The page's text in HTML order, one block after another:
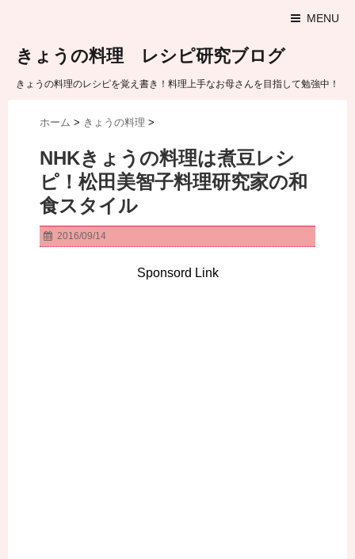
MENU
きょうの料理 レシピ研究ブログ
きょうの料理のレシピを覚え書き！料理上手なお母さんを目指して勉強中！
ホーム > きょうの料理 >
NHKきょうの料理は煮豆レシ
ピ！松田美智子料理研究家の和
食スタイル
2016/09/14
Sponsord Link